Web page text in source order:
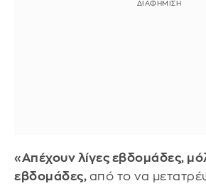
«Απέχουν λίγες εβδομάδες,
εβδομάδες, από το να